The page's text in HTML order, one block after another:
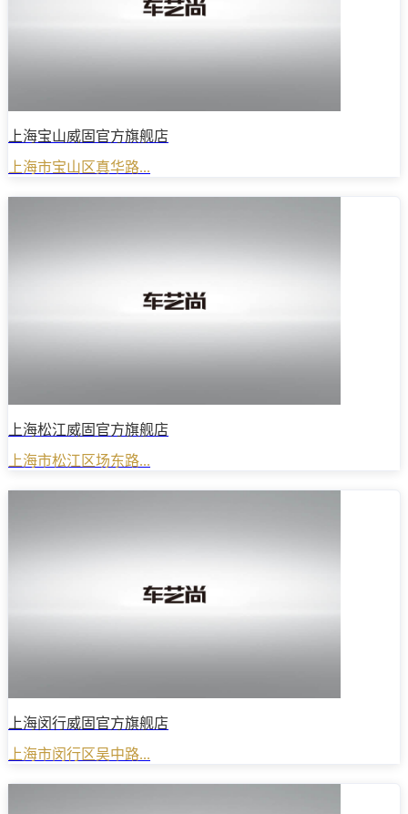
上海宝山威固官方旗舰店
上海市宝山区真华路...
上海松江威固官方旗舰店
上海市松江区场东路...
上海闵行威固官方旗舰店
上海市闵行区吴中路...